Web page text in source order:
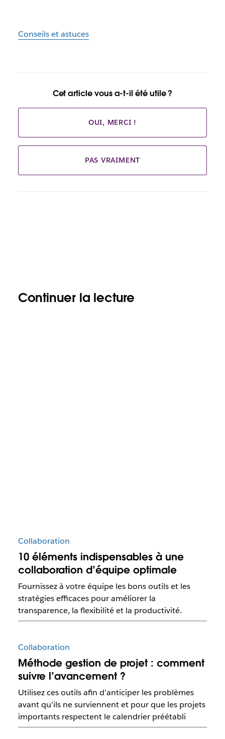
Conseils et astuces
Cet article vous a-t-il été utile ?
OUI, MERCI !
PAS VRAIMENT
Continuer la lecture
Collaboration
10 éléments indispensables à une
collaboration d’équipe optimale
Fournissez à votre équipe les bons outils et les
stratégies efficaces pour améliorer la
transparence, la flexibilité et la productivité.
Collaboration
Méthode gestion de projet : comment
suivre l’avancement ?
Utilisez ces outils afin d’anticiper les problèmes
avant qu’ils ne surviennent et pour que les projets
importants respectent le calendrier préétabli